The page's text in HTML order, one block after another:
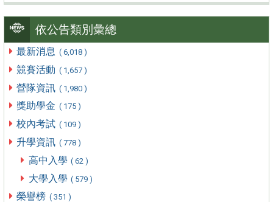
依公告類別彙總
最新消息 ( 6,018 )
競賽活動 ( 1,657 )
營隊資訊 ( 1,980 )
獎助學金 ( 175 )
校內考試 ( 109 )
升學資訊 ( 778 )
高中入學 ( 62 )
大學入學 ( 579 )
榮譽榜 ( 351 )